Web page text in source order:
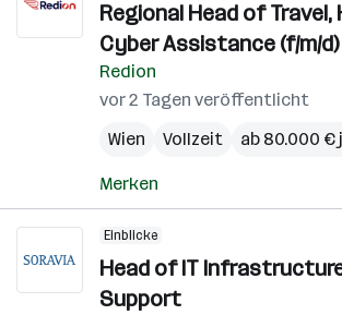
Regional Head of Travel,
Cyber Assistance (f/m/d)
Redion
vor 2 Tagen veröffentlicht
Wien
Vollzeit ab 80.000 €
Merken
Einblicke
Head of IT
Support